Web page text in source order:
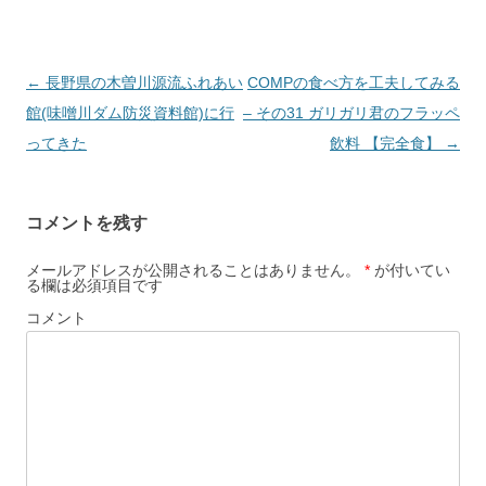
投
稿
ナ
ー
シ
ョ
ン
← 長野県の木曽川源流ふれあい
館(味噌川ダム防災資料館)に行
ってきた
COMPの食べ方を工夫してみる
– その31 ガリガリ君のフラッペ
飲料 【完全食】
→
コメントを残す
メールアドレスが公開されることはありません。 * が付いてい
る欄は必須項目です
コメント